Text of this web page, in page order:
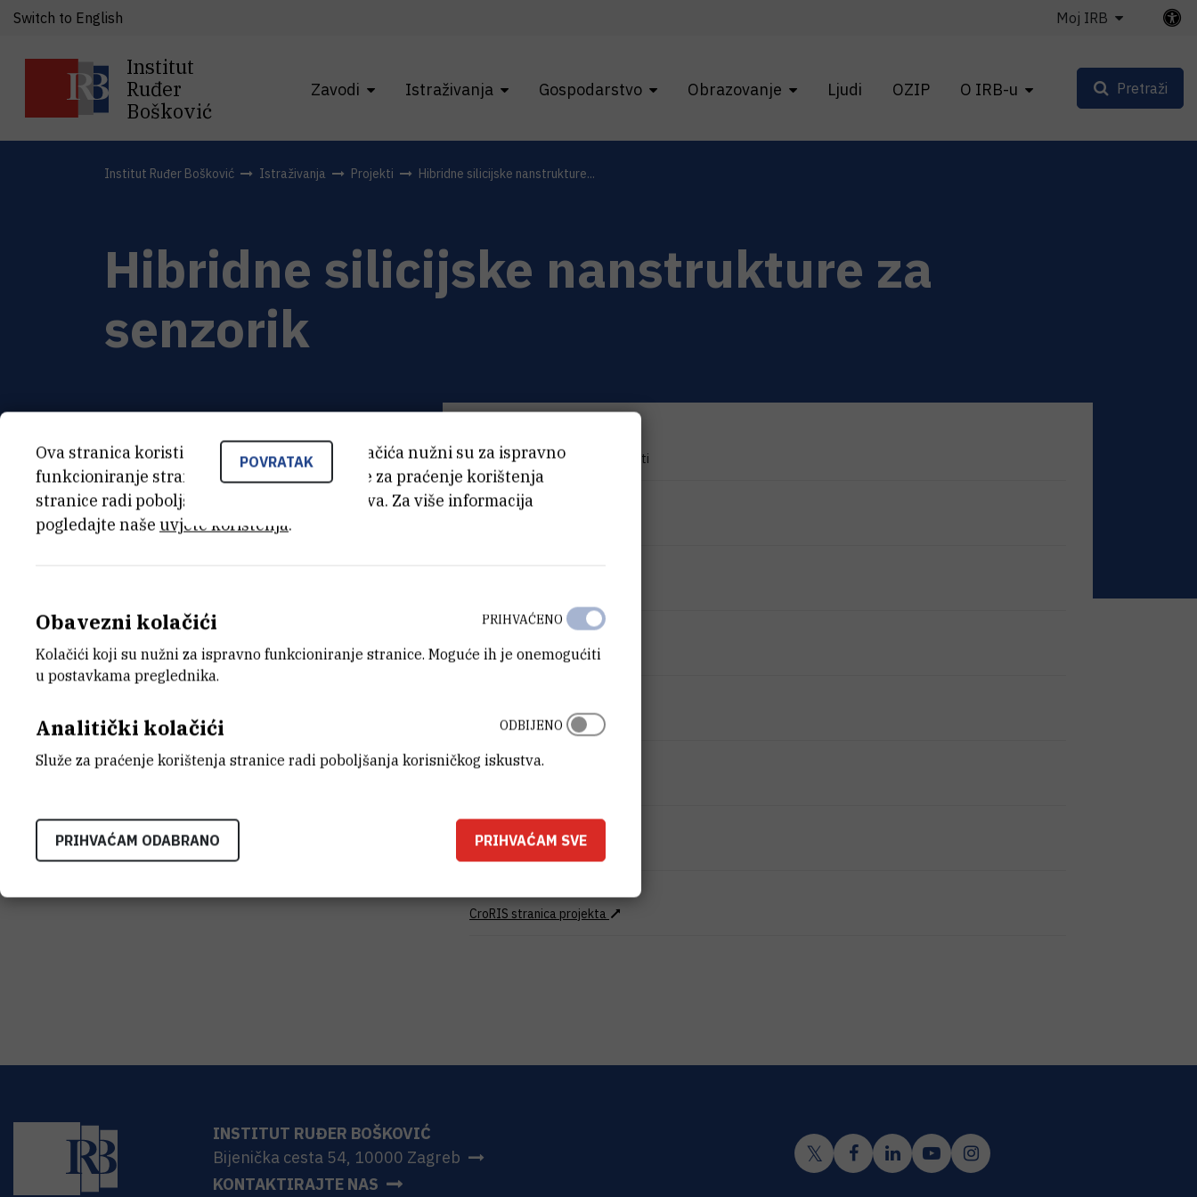
Institut
Ruđer
Bošković
Zavodi Istraživanja Gospodarstvo Obrazovanje Ljudi OZIP O IRB-u
Switch to English Moj IRB
Pretraži
Institut Ruđer Bošković Istraživanja Projekti Hibridne silicijske nanstrukture...
Hibridne silicijske nanstrukture za
senzorik
GLAVNI ISTRAŽIVAČ
Znanstveno-istraživački projekti
PROGRAM
DATUM POČETKA
1.6.2015.
6.1.2019.
STATUS
IZNOS FINANCIRANJA
996.000HRK
CroRIS stranica projekta
INSTITUT RUĐER BOŠKOVIĆ
Bijenička cesta 54, 10000 Zagreb
KONTAKTIRAJTE NAS
POVRATAK
Ova stranica koristi kolačiće. Neki od tih kolačića nužni su za ispravno
funkcioniranje stranice, dok se drugi koriste za praćenje korištenja
stranice radi poboljšanja korisničkog iskustva. Za više informacija
pogledajte naše uvjete korištenja.
Obavezni kolačići
Kolačići koji su nužni za ispravno funkcioniranje stranice. Moguće ih je onemogućiti
u postavkama preglednika.
PRIHVAĆENO
Analitički kolačići
Služe za praćenje korištenja stranice radi poboljšanja korisničkog iskustva.
ODBIJENO
PRIHVAĆAM ODABRANO PRIHVAĆAM SVE